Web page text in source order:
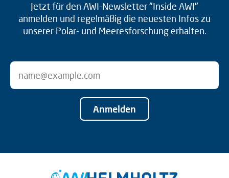
Jetzt für den AWI-Newsletter "Inside AWI"
anmelden und regelmäßig die neuesten Infos zu
unserer Polar- und Meeresforschung erhalten.
Anmelden